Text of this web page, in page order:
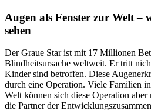
Augen als Fenster zur Welt –
sehen
Der Graue Star ist mit 17 Millionen
Blindheitsursache weltweit. Er tritt
Kinder sind betroffen. Diese
durch eine Operation. Viele Familien
Welt können sich diese Operation
die Partner der